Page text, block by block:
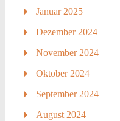
Januar 2025
Dezember 2024
November 2024
Oktober 2024
September 2024
August 2024